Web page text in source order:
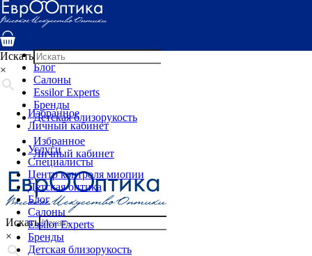
Услуги
Специалисты
Детская оптика
Блог
Салоны
Essilor Experts
Бренды
Детская близорукость
Избранное
Личный кабинет
Искать
×
Искать
×
Избранное
Личный кабинет
Услуги
Специалисты
Центр контроля миопии
Детская оптика
Блог
Салоны
Essilor Experts
Бренды
Детская близорукость